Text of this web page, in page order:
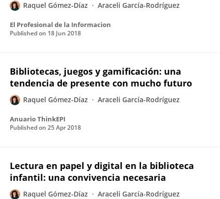
Raquel Gómez-Díaz Araceli García-Rodríguez
El Profesional de la Informacion
Published on 18 Jun 2018
Bibliotecas, juegos y gamificación: una
tendencia de presente con mucho futuro
Raquel Gómez-Díaz Araceli García-Rodríguez
Anuario ThinkEPI
Published on 25 Apr 2018
Lectura en papel y digital en la biblioteca
infantil: una convivencia necesaria
Raquel Gómez-Díaz Araceli García-Rodríguez